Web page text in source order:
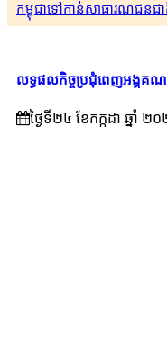
កម្ពុជាទៅកាន់សាធារណជនជា
លទ្ធផលកិច្ចប្រជុំពេញអង្គគណៈរ
ថ្ងៃទី២៤ ខែ​កក្កដា ឆ្នាំ ២